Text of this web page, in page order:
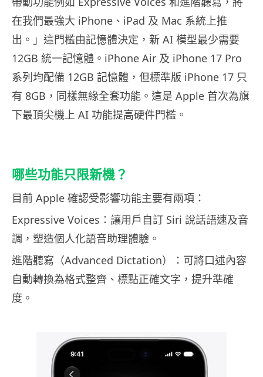
在我們最強大 iPhone、iPad 及 Mac 系統上推
出。」這門檻由記憶體決定，新 AI 模型最少需要
12GB 統一記憶體。iPhone Air 及 iPhone 17 Pro
系列均配備 12GB 記憶體，但標準版 iPhone 17 只
有 8GB，同樣無緣全套功能。這是 Apple 首次為旗
下最頂尖機上 AI 功能提高硬件門檻。
哪些功能只限新機？
目前 Apple 確認受影響功能主要有兩項：
Expressive Voices：讓用戶自訂 Siri 說話語速及音
調，塑造個人化語音助理體驗。
進階聽寫（Advanced Dictation）：可將口述內容
自動轉換為格式整齊、標點正確文字，提升準確
度。